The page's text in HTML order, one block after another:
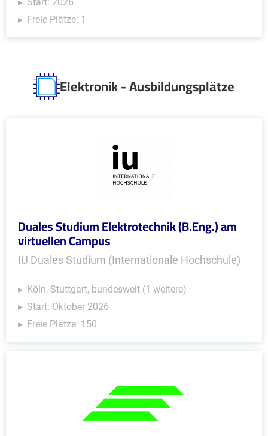
Freie Plätze: 1
Elektronik - Ausbildungsplätze
Duales Studium Elektrotechnik (B.Eng.) am
virtuellen Campus
IU Duales Studium (Internationale Hochschule)
Köln, Stuttgart, bundesweit (1 weitere)
Start: Oktober 2026
Freie Plätze: 150